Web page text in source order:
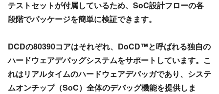
テストセットが付属しているため、SoC設計フローの各
段階でパッケージを簡単に検証できます。
DCDの80390コアはそれぞれ、DoCD™と呼ばれる独自の
ハードウェアデバッグシステムをサポートしています。こ
れはリアルタイムのハードウェアデバッガであり、システ
ムオンチップ（SoC）全体のデバッグ機能を提供しま